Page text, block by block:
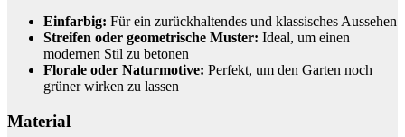
Einfarbig: Für ein zurückhaltendes und klassisches Aussehen
Streifen oder geometrische Muster: Ideal, um einen
modernen Stil zu betonen
Florale oder Naturmotive: Perfekt, um den Garten noch
grüner wirken zu lassen
Material